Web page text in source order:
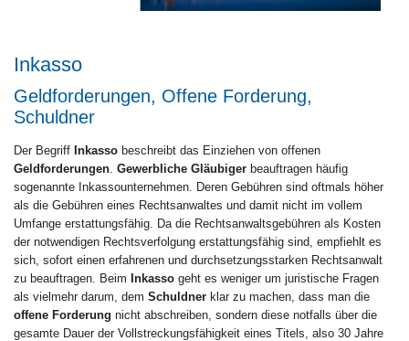
Inkasso
Geldforderungen, Offene Forderung,
Schuldner
Der Begriff Inkasso beschreibt das Einziehen von offenen
Geldforderungen Gewerbliche Gläubiger beauftragen häufig
sogenannte Inkassounternehmen. Deren Gebühren sind oftmals höher
als die Gebühren eines Rechtsanwaltes und damit nicht im vollem
Umfange erstattungsfähig. Da die Rechtsanwaltsgebühren als Kosten
der notwendigen Rechtsverfolgung erstattungsfähig sind, empfiehlt es
sich, sofort einen erfahrenen und durchsetzungsstarken Rechtsanwalt
zu beauftragen. Beim Inkasso geht es weniger um juristische Fragen
als vielmehr darum, dem Schuldner klar zu machen, dass man die
offene Forderung nicht abschreiben, sondern diese notfalls über die
gesamte Dauer der Vollstreckungsfähigkeit eines Titels, also 30 Jahre